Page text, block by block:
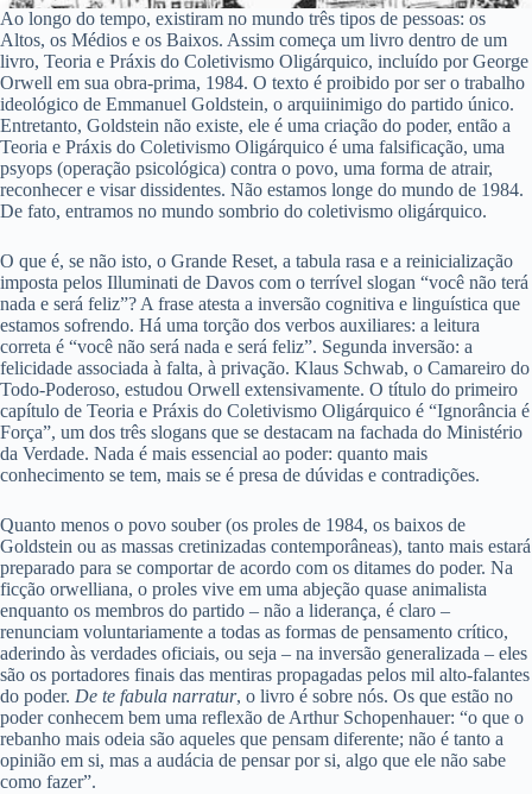
Ao longo do tempo, existiram no mundo três tipos de pessoas: os
Altos, os Médios e os Baixos. Assim começa um livro dentro de um
livro, Teoria e Práxis do Coletivismo Oligárquico, incluído por George
Orwell em sua obra-prima, 1984. O texto é proibido por ser o trabalho
ideológico de Emmanuel Goldstein, o arquiinimigo do partido único.
Entretanto, Goldstein não existe, ele é uma criação do poder, então a
Teoria e Práxis do Coletivismo Oligárquico é uma falsificação, uma
psyops (operação psicológica) contra o povo, uma forma de atrair,
reconhecer e visar dissidentes. Não estamos longe do mundo de 1984.
De fato, entramos no mundo sombrio do coletivismo oligárquico.
O que é, se não isto, o Grande Reset, a tabula rasa e a reinicialização
imposta pelos Illuminati de Davos com o terrível slogan “você não terá
nada e será feliz”? A frase atesta a inversão cognitiva e linguística que
estamos sofrendo. Há uma torção dos verbos auxiliares: a leitura
correta é “você não será nada e será feliz”. Segunda inversão: a
felicidade associada à falta, à privação. Klaus Schwab, o Camareiro do
Todo-Poderoso, estudou Orwell extensivamente. O título do primeiro
capítulo de Teoria e Práxis do Coletivismo Oligárquico é “Ignorância é
Força”, um dos três slogans que se destacam na fachada do Ministério
da Verdade. Nada é mais essencial ao poder: quanto mais
conhecimento se tem, mais se é presa de dúvidas e contradições.
Quanto menos o povo souber (os proles de 1984, os baixos de
Goldstein ou as massas cretinizadas contemporâneas), tanto mais estará
preparado para se comportar de acordo com os ditames do poder. Na
ficção orwelliana, o proles vive em uma abjeção quase animalista
enquanto os membros do partido – não a liderança, é claro –
renunciam voluntariamente a todas as formas de pensamento crítico,
aderindo às verdades oficiais, ou seja – na inversão generalizada – eles
são os portadores finais das mentiras propagadas pelos mil alto-falantes
do poder. De te fabula narratur, o livro é sobre nós. Os que estão no
poder conhecem bem uma reflexão de Arthur Schopenhauer: “o que o
rebanho mais odeia são aqueles que pensam diferente; não é tanto a
opinião em si, mas a audácia de pensar por si, algo que ele não sabe
como fazer”.